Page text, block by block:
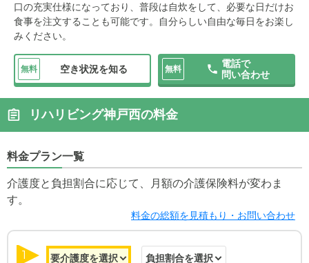
口の充実仕様になっており、普段は自炊をして、必要な日だけお
食事を注文することも可能です。自分らしい自由な毎日をお楽し
みください。
無料 空き状況を知る 無料
電話で
問い合わせ
リハリビング神戸西の料金
料金プラン一覧
介護度と負担割合に応じて、月額の介護保険料が変わま
す。
料金の総額を見積もり・お問い合わせ
1